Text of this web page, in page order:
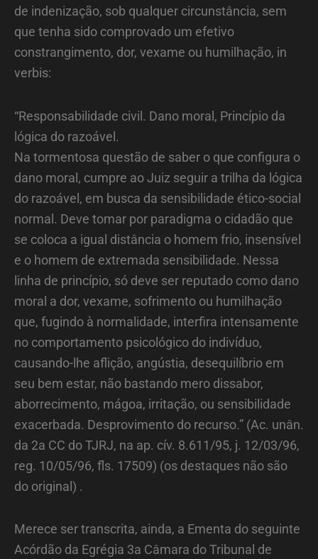
de indenização, sob qualquer circunstância, sem
que tenha sido comprovado um efetivo
constrangimento, dor, vexame ou humilhação, in
verbis:
“Responsabilidade civil. Dano moral, Princípio da
lógica do razoável.
Na tormentosa questão de saber o que configura o
dano moral, cumpre ao Juiz seguir a trilha da lógica
do razoável, em busca da sensibilidade ético-social
normal. Deve tomar por paradigma o cidadão que
se coloca a igual distância o homem frio, insensível
e o homem de extremada sensibilidade. Nessa
linha de princípio, só deve ser reputado como dano
moral a dor, vexame, sofrimento ou humilhação
que, fugindo à normalidade, interfira intensamente
no comportamento psicológico do indivíduo,
causando-lhe aflição, angústia, desequilíbrio em
seu bem estar, não bastando mero dissabor,
aborrecimento, mágoa, irritação, ou sensibilidade
exacerbada. Desprovimento do recurso.” (Ac. unân.
da 2a CC do TJRJ, na ap. cív. 8.611/95, j. 12/03/96,
reg. 10/05/96, fls. 17509) (os destaques não são
do original) .
Merece ser transcrita, ainda, a Ementa do seguinte
Acórdão da Egrégia 3a Câmara do Tribunal de